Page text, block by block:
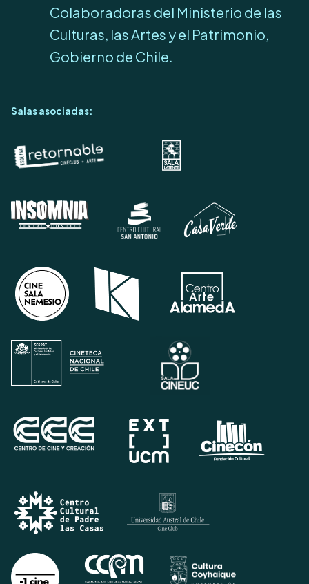
Colaboradoras del Ministerio de las
Culturas, las Artes y el Patrimonio,
Gobierno de Chile.
Salas asociadas: